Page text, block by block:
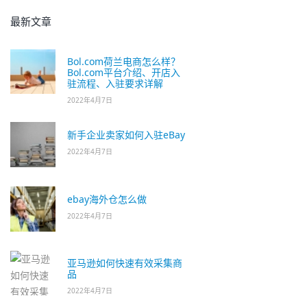
最新文章
Bol.com荷兰电商怎么样？
Bol.com平台介绍、开店入
驻流程、入驻要求详解
2022年4月7日
新手企业卖家如何入驻eBay
2022年4月7日
ebay海外仓怎么做
2022年4月7日
亚马逊如何快速有效采集商
品
2022年4月7日